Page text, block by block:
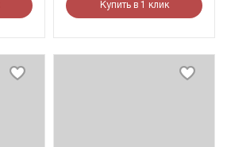
Купить в 1 клик